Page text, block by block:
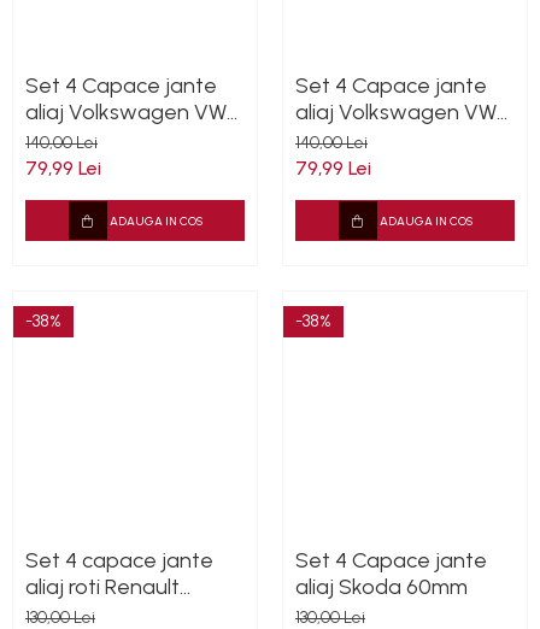
Set 4 Capace jante
aliaj Volkswagen VW
55mm 6N0601171
140,00 Lei
79,99 Lei
ADAUGA IN COS
Set 4 Capace jante
aliaj Volkswagen VW
63mm 7M7601165
7D0601165
140,00 Lei
79,99 Lei
ADAUGA IN COS
-38%
Set 4 capace jante
aliaj roti Renault
60mm 403153500R
130,00 Lei
-38%
Set 4 Capace jante
aliaj Skoda 60mm
130,00 Lei